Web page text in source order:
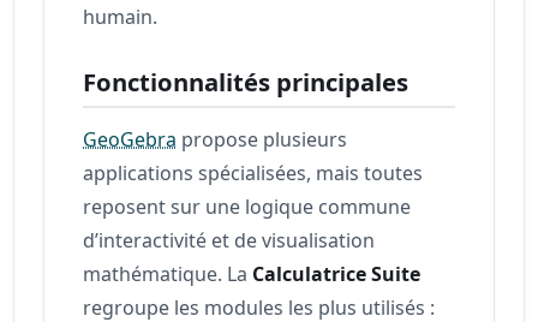
humain.
Fonctionnalités principales
GeoGebra propose plusieurs
applications spécialisées, mais toutes
reposent sur une logique commune
d’interactivité et de visualisation
mathématique. La Calculatrice Suite
regroupe les modules les plus utilisés :